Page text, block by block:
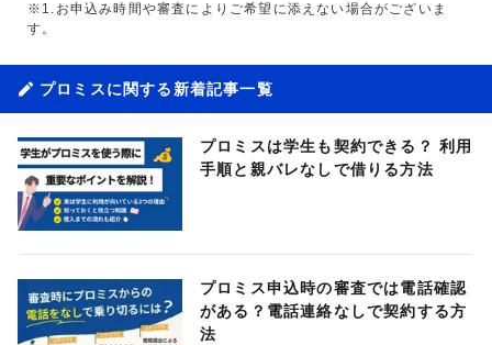
※1.お申込み時間や審査によりご希望に添えない場合がございま
す。
プロミスに関する新着記事一覧
プロミスは学生も契約できる？ 利用
手順と親バレなしで借りる方法
プロミス申込時の審査では電話確認
がある？電話連絡なしで契約する方
法